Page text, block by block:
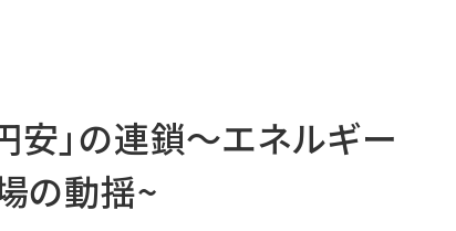
安」の連鎖〜エネルギー
の動揺~